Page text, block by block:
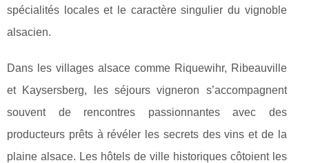
spécialités locales et le caractère singulier du vignoble
alsacien.
Dans les villages alsace comme Riquewihr, Ribeauville
et Kaysersberg, les séjours vigneron s’accompagnent
souvent de rencontres passionnantes avec des
producteurs prêts à révéler les secrets des vins et de la
plaine alsace. Les hôtels de ville historiques côtoient les